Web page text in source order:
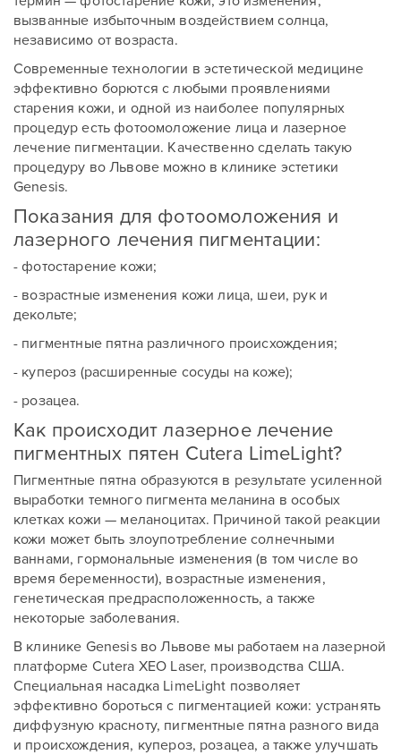
вызванные избыточным воздействием солнца,
независимо от возраста.
Современные технологии в эстетической медицине
эффективно борются с любыми проявлениями
старения кожи, и одной из наиболее популярных
процедур есть фотоомоложение лица и лазерное
лечение пигментации. Качественно сделать такую
процедуру во Львове можно в клинике эстетики
Genesis.
Показания для фотоомоложения и
лазерного лечения пигментации:
- фотостарение кожи;
- возрастные изменения кожи лица, шеи, рук и
декольте;
- пигментные пятна различного происхождения;
- купероз (расширенные сосуды на коже);
- розацеа.
Как происходит лазерное лечение
пигментных пятен Cutera LimeLight?
Пигментные пятна образуются в результате усиленной
выработки темного пигмента меланина в особых
клетках кожи — меланоцитах. Причиной такой реакции
кожи может быть злоупотребление солнечными
ваннами, гормональные изменения (в том числе во
время беременности), возрастные изменения,
генетическая предрасположенность, а также
некоторые заболевания.
В клинике Genesis во Львове мы работаем на лазерной
платформе Cutera XEO Laser, производства США.
Специальная насадка LimeLight позволяет
эффективно бороться с пигментацией кожи: устранять
диффузную красноту, пигментные пятна разного вида
и происхождения, купероз, розацеа, а также улучшать